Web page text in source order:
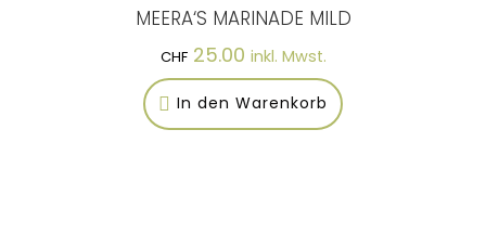
MEERA‘S MARINADE MILD
CHF25.00 inkl. Mwst.
In den Warenkorb